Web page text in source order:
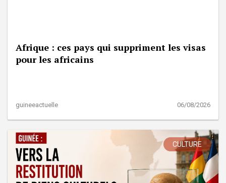
Afrique : ces pays qui suppriment les visas
pour les africains
guineeactuelle 06/08/2026
CULTURE